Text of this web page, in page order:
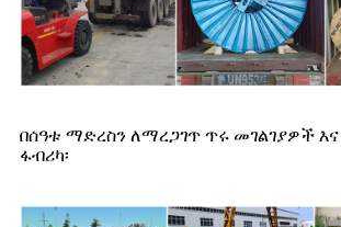
በሰዓቱ ማድረስን ለማረጋገጥ ጥሩ መገልገያዎች
ፋብሪካ፡